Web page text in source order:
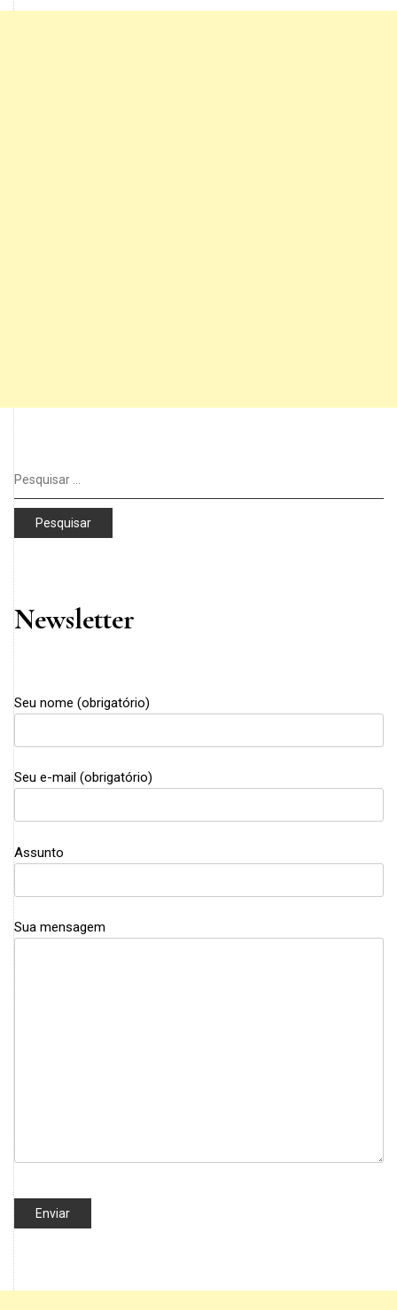
Pesquisar
por:
Newsletter
Seu nome (obrigatório)
Seu e-mail (obrigatório)
Assunto
Sua mensagem